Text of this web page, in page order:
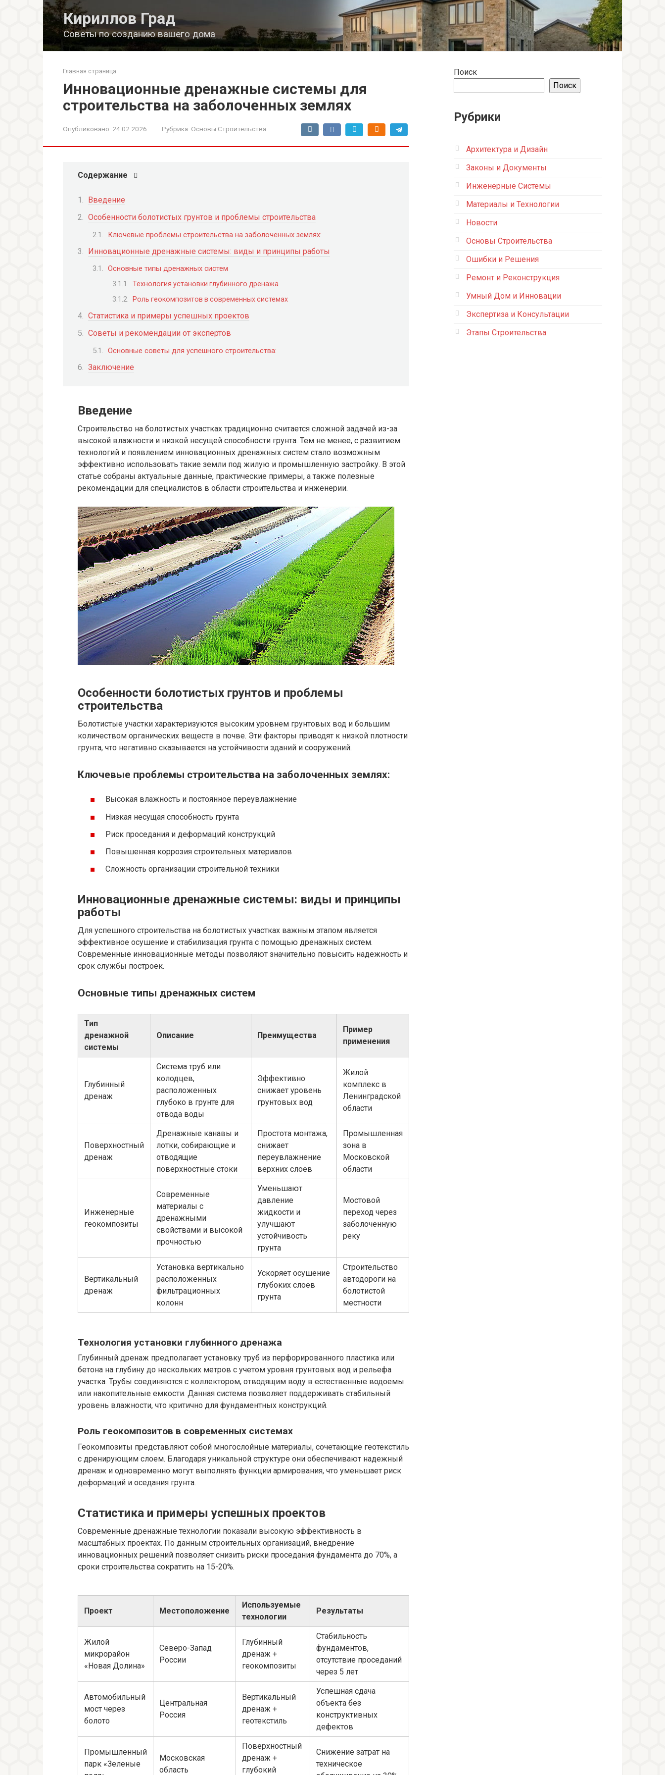
Кириллов Град
Советы по созданию вашего дома
Главная страница
Инновационные дренажные системы для
строительства на заболоченных землях
Опубликовано: 24.02.2026 Рубрика: Основы Строительства
Содержание
Введение
Особенности болотистых грунтов и проблемы строительства
Ключевые проблемы строительства на заболоченных землях:
Инновационные дренажные системы: виды и принципы работы
Основные типы дренажных систем
Технология установки глубинного дренажа
Роль геокомпозитов в современных системах
Статистика и примеры успешных проектов
Советы и рекомендации от экспертов
Основные советы для успешного строительства:
Заключение
Введение
Строительство на болотистых участках традиционно считается сложной задачей из-за
высокой влажности и низкой несущей способности грунта. Тем не менее, с развитием
технологий и появлением инновационных дренажных систем стало возможным
эффективно использовать такие земли под жилую и промышленную застройку. В этой
статье собраны актуальные данные, практические примеры, а также полезные
рекомендации для специалистов в области строительства и инженерии.
Особенности болотистых грунтов и проблемы
строительства
Болотистые участки характеризуются высоким уровнем грунтовых вод и большим
количеством органических веществ в почве. Эти факторы приводят к низкой плотности
грунта, что негативно сказывается на устойчивости зданий и сооружений.
Ключевые проблемы строительства на заболоченных землях:
Высокая влажность и постоянное переувлажнение
Низкая несущая способность грунта
Риск проседания и деформаций конструкций
Повышенная коррозия строительных материалов
Сложность организации строительной техники
Инновационные дренажные системы: виды и принципы
работы
Для успешного строительства на болотистых участках важным этапом является
эффективное осушение и стабилизация грунта с помощью дренажных систем.
Современные инновационные методы позволяют значительно повысить надежность и
срок службы построек.
Основные типы дренажных систем
Тип
дренажной
системы
Описание Преимущества
Пример
применения
Глубинный
дренаж
Система труб или
колодцев,
расположенных
глубоко в грунте для
отвода воды
Эффективно
снижает уровень
грунтовых вод
Жилой
комплекс в
Ленинградской
области
Поверхностный
дренаж
Дренажные канавы и
лотки, собирающие и
отводящие
поверхностные стоки
Простота монтажа,
снижает
переувлажнение
верхних слоев
Промышленная
зона в
Московской
области
Инженерные
геокомпозиты
Современные
материалы с
дренажными
свойствами и высокой
прочностью
Уменьшают
давление
жидкости и
улучшают
устойчивость
грунта
Мостовой
переход через
заболоченную
реку
Вертикальный
дренаж
Установка вертикально
расположенных
фильтрационных
колонн
Ускоряет осушение
глубоких слоев
грунта
Строительство
автодороги на
болотистой
местности
Технология установки глубинного дренажа
Глубинный дренаж предполагает установку труб из перфорированного пластика или
бетона на глубину до нескольких метров с учетом уровня грунтовых вод и рельефа
участка. Трубы соединяются с коллектором, отводящим воду в естественные водоемы
или накопительные емкости. Данная система позволяет поддерживать стабильный
уровень влажности, что критично для фундаментных конструкций.
Роль геокомпозитов в современных системах
Геокомпозиты представляют собой многослойные материалы, сочетающие геотекстиль
с дренирующим слоем. Благодаря уникальной структуре они обеспечивают надежный
дренаж и одновременно могут выполнять функции армирования, что уменьшает риск
деформаций и оседания грунта.
Статистика и примеры успешных проектов
Современные дренажные технологии показали высокую эффективность в
масштабных проектах. По данным строительных организаций, внедрение
инновационных решений позволяет снизить риски проседания фундамента до 70%, а
сроки строительства сократить на 15-20%.
Проект Местоположение
Используемые
технологии
Результаты
Жилой
микрорайон
«Новая Долина»
Северо-Запад
России
Глубинный
дренаж +
геокомпозиты
Стабильность
фундаментов,
отсутствие проседаний
через 5 лет
Автомобильный
мост через
болото
Центральная
Россия
Вертикальный
дренаж +
геотекстиль
Успешная сдача
объекта без
конструктивных
дефектов
Промышленный
парк «Зеленые
Московская
область
Поверхностный
дренаж +
глубокий
Снижение затрат на
техническое
Поиск
Поиск
Рубрики
Архитектура и Дизайн
Законы и Документы
Инженерные Системы
Материалы и Технологии
Новости
Основы Строительства
Ошибки и Решения
Ремонт и Реконструкция
Умный Дом и Инновации
Экспертиза и Консультации
Этапы Строительства